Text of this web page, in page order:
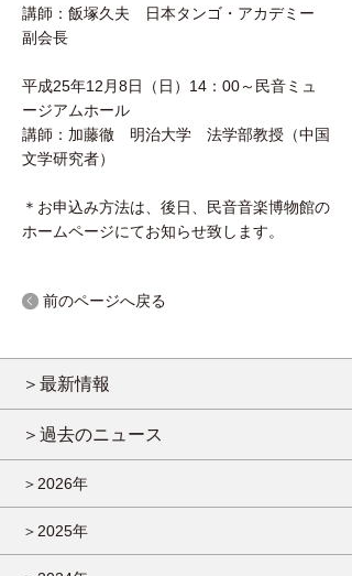
講師：飯塚久夫 日本タンゴ・アカデミー
副会長
平成25年12月8日（日）14：00～民音ミュ
ージアムホール
講師：加藤徹 明治大学 法学部教授（中国
文学研究者）
＊お申込み方法は、後日、民音音楽博物館の
ホームページにてお知らせ致します。
前のページへ戻る
＞最新情報
＞過去のニュース
＞2026年
＞2025年